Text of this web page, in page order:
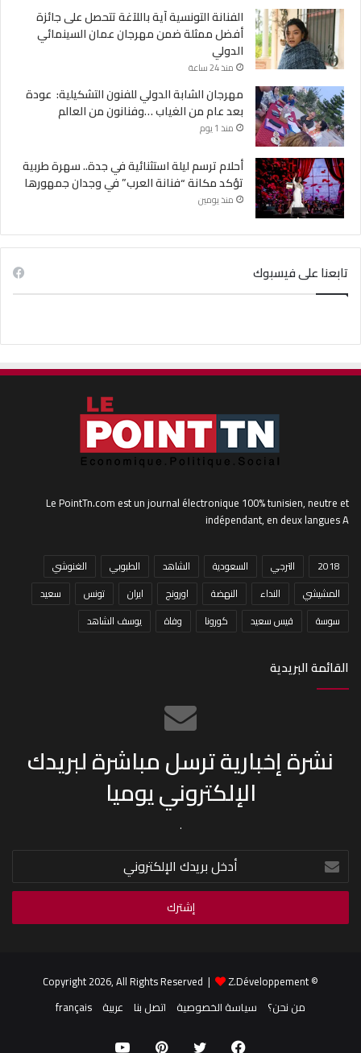
الفنانة التونسية آية باللآغة تتحصل على جائزة
أفضل ممثلة ضمن مهرجان عمان السينمائي
الدولي
منذ 24 ساعة
مهرجان الشابة الدولي للفنون التشكيلية: عودة
بعد عام من الغياب …وفنانون من العالم
منذ 1 يوم
أحلام ترسم ليلة استثنائية في جدة.. سهرة طربية
تؤكد مكانة “فنانة العرب” في وجدان جمهورها
منذ يومين
تابعنا على فيسبوك
Le PointTn.com est un journal électronique 100% tunisien, neutre et
indépendant, en deux langues A
2018 الترجي السعودية الشاهد الطبوبي
الغنوشي
المشيشي
النداء النهضة اورونج ايران تونس
سعيد
سوسة
قيس سعيد كورونا وفاة يوسف الشاهد
القائمة البريدية
نشرة إخبارية ترسل مباشرة لبريدك
الإلكتروني يوميا
.
أدخل
بريدك
الإلكتروني
© Copyright 2026, All Rights Reserved |
Z.Développement
من نحن؟
سياسة الخصوصية اتصل بنا عربية français
فيسبوكتويتر بينتيريستيوتيوب